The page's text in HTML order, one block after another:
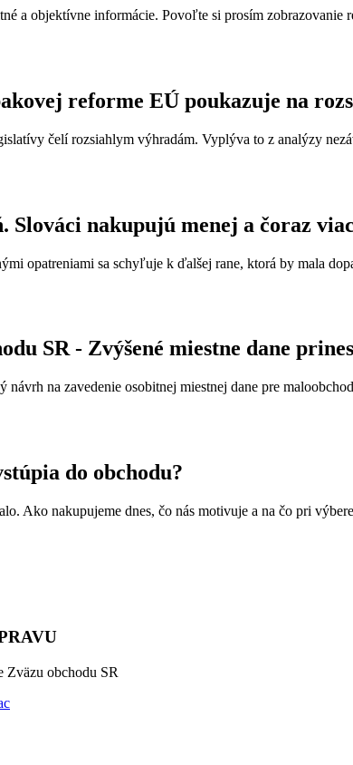
a objektívne informácie. Povoľte si prosím
reforme EÚ poukazuje na
čelí rozsiahlym výhradám. Vyplýva to z analýzy
Slováci nakupujú menej a čoraz
opatreniami sa schyľuje k ďalšej rane, ktorá by mala
SR - Zvýšené miestne dane
návrh na zavedenie osobitnej miestnej dane pre
do obchodu?
Ako nakupujeme dnes, čo nás motivuje a na čo pri
Zväzu obchodu SR